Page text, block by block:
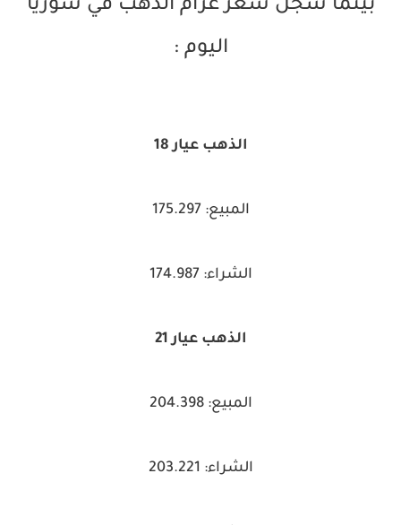
بينما سجل سعر غرام الذهب في سوريا
اليوم :
الذهب عيار 18
المبيع: 175.297
الشراء: 174.987
الذهب عيار 21
المبيع: 204.398
الشراء: 203.221